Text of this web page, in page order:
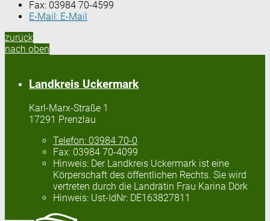
Fax: 03984 70-4599
E-Mail: E-Mail
zurück
nach oben
Landkreis Uckermark
Karl-Marx-Straße 1
17291 Prenzlau
Telefon: 03984 70-0
Fax: 03984 70-4099
Hinweis: Der Landkreis Uckermark ist eine
Körperschaft des öffentlichen Rechts. Sie wird
vertreten durch die Landrätin Frau Karina Dörk
Hinweis: Ust-IdNr: DE163827811